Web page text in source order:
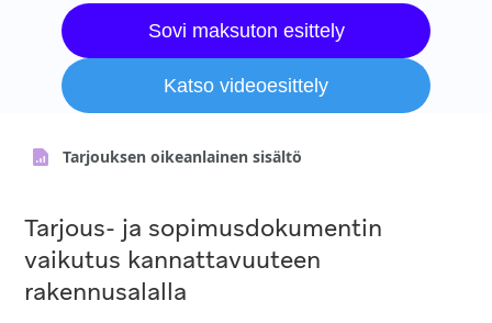
Sovi maksuton esittely
Katso videoesittely
Tarjouksen oikeanlainen sisältö
Tarjous- ja sopimusdokumentin
vaikutus kannattavuuteen
rakennusalalla